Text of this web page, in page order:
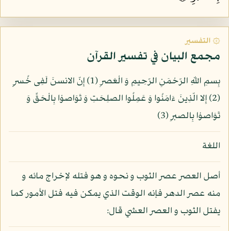
۞ التفسير
مجمع البيان في تفسير القرآن
بِسمِ اللّهِ الرّحْمَنِ الرّحِيمِ وَ الْعَصرِ (1) إِنّ الانسنَ لَفِى خُسرٍ
(2) إِلا الّذِينَ ءَامَنُوا وَ عَمِلُوا الصلِحَتِ وَ تَوَاصوْا بِالْحَقِّ وَ
تَوَاصوْا بِالصبرِ (3)
اللغة
أصل العصر عصر الثوب و نحوه و هو فتله لإخراج مائه و
منه عصر الدهر فإنه الوقت الذي يمكن فيه فتل الأمور كما
يفتل الثوب و العصر العشي قال: